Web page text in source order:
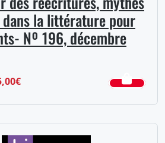
la littérature pour
Nº 196, décembre
€Plage
14,00€